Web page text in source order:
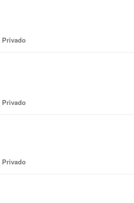
Privado
Privado
Privado